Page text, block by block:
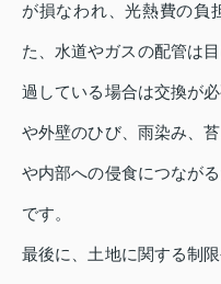
が損なわれ、光熱費の負
た、水道やガスの配管は
過している場合は交換が
や外壁のひび、雨染み、
や内部への侵食につなが
です。
最後に、土地に関する制